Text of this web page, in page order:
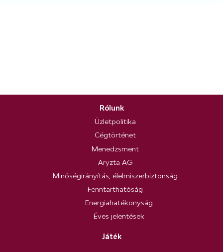
Rólunk
Üzletpolitika
Cégtörténet
Menedzsment
Aryzta AG
Minőségirányítás, élelmiszerbiztonság
Fenntarthatóság
Energiahatékonyság
Éves jelentések
Játék